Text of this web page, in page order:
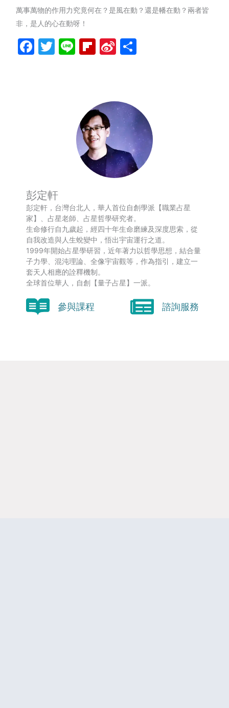
萬事萬物的作用力究竟何在？是風在動？還是幡在動？兩者皆
非，是人的心在動呀！
Facebook
Twitter
LineFlipboard
Sina
彭定軒
彭定軒，台灣台北人，華人首位自創學派【職業占星
家】、占星老師、占星哲學研究者。
生命修行自九歲起，經四十年生命磨練及深度思索，從
自我改造與人生蛻變中，悟出宇宙運行之道。
1999年開始占星學研習，近年著力以哲學思想，結合量
子力學、混沌理論、全像宇宙觀等，作為指引，建立一
套天人相應的詮釋機制。
全球首位華人，自創【量子占星】一派。
參與課程 諮詢服務